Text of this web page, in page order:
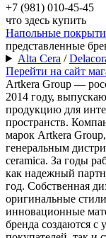
+7 (981) 010-45-45
что здесь купить
Напольные
представленные
Alta Cera /
Перейти на сайт
Artkera Group —
2014 году,
продукцию для
пространств.
марок Artkera
генеральным
ceramica. За годы
как надежный
год. Собственная
оригинальные
инновационные
бренда создаются с